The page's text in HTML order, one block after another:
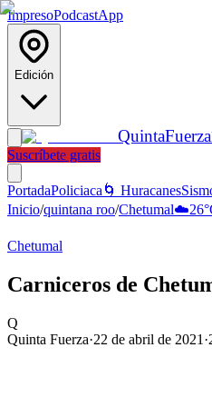
ImpresoPodcastApp
Edición
QuintaFuerza
Suscríbete gratis
PortadaPoliciaca 🌀 Huracanes
Inicio/quintana roo/Chetumal☁️26
Chetumal
Carniceros de
Q
Quinta Fuerza·22 de abril de 2021 ·